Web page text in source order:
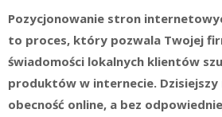
Pozycjonowanie stron
to proces, który pozwala Twojej
świadomości lokalnych klientów
produktów w internecie. Dzisiejszy
obecność online, a bez